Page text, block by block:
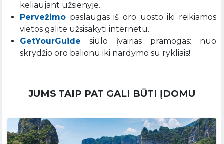
keliaujant užsienyje.
Pervežimo paslaugas iš oro uosto iki reikiamos
vietos galite užsisakyti internetu.
GetYourGuide siūlo įvairias pramogas: nuo
skrydžio oro balionu iki nardymo su rykliais!
JUMS TAIP PAT GALI BŪTI ĮDOMU